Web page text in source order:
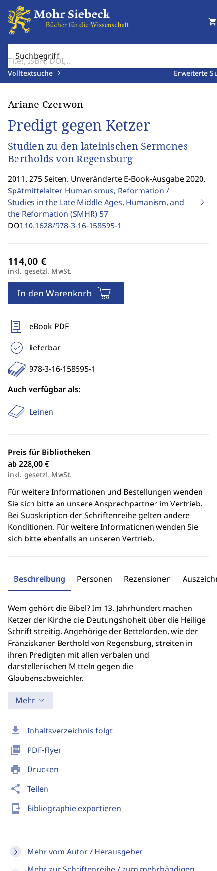
Suchbegriff
Volltextsuche Erweiterte
shopping_cart
download Inhaltsverzeichnis folgt
picture_as_pdf PDF-Flyer
print Drucken
share Teilen
send_to_mobile Bibliographie exportieren
Mehr vom Autor / Herausgeber
Ariane Czerwon
Predigt gegen Ketzer
Studien zu den lateinischen Sermones
Bertholds von Regensburg
2011. 275 Seiten. Unveränderte E-Book-Ausgabe 2020.
Spätmittelalter, Humanismus, Reformation /
Studies in the Late Middle Ages, Humanism, and
the Reformation (SMHR) 57
DOI 10.1628/978-3-16-158595-1
inkl. gesetzl. MwSt.
In den Warenkorb
eBook PDF
lieferbar
978-3-16-158595-1
Auch verfügbar als:
Leinen
Preis für Bibliotheken
ab 228,00 €
inkl. gesetzl. MwSt.
Für weitere Informationen und Bestellungen wenden
Sie sich bitte an unsere Ansprechpartner im Vertrieb.
Bei Subskription der Schriftenreihe gelten andere
Konditionen. Für weitere Informationen wenden Sie
sich bitte ebenfalls an unseren Vertrieb.
Beschreibung Personen Rezensionen
Wem gehört die Bibel? Im 13. Jahrhundert machen
Ketzer der Kirche die Deutungshoheit über die Heilige
Schrift streitig. Angehörige der Bettelorden, wie der
Franziskaner Berthold von Regensburg, streiten in
ihren Predigten mit allen verbalen und
darstellerischen Mitteln gegen die
Glaubensabweichler.
Mehr